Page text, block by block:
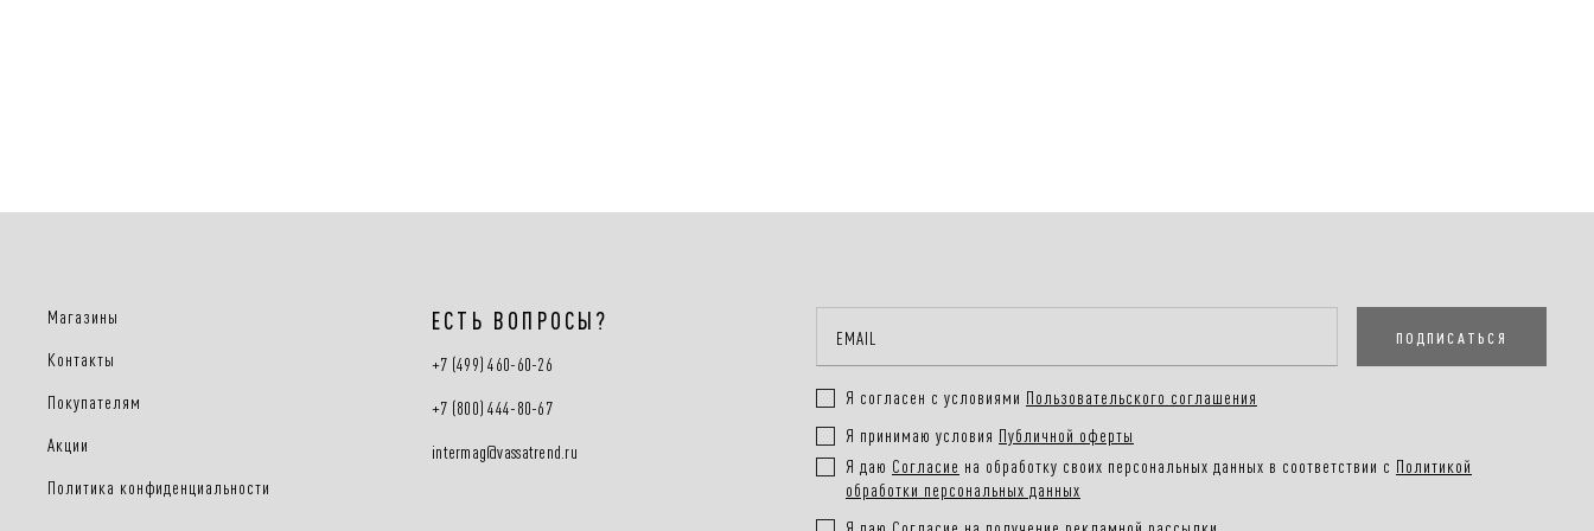
Подробнее в разделеПокупателям.
Магазины
Контакты
Покупателям
Акции
Политика конфиденциальности
ЕСТЬ ВОПРОСЫ?
+7 (499) 460-60-26
+7 (800) 444-80-67
intermag@vassatrend.ru
ПОДПИСАТЬСЯ
Я согласен с условиями Пользовательского соглашения
Я принимаю условия Публичной оферты
Я даю Согласие на обработку своих персональных данных в соответствии с Политикой
обработки персональных данных